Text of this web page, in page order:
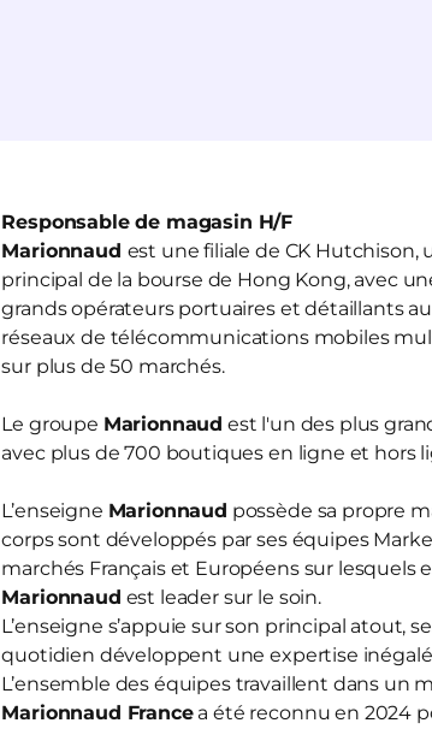
Responsable de magasin H/F
Marionnaud est une filiale de CK
principal de la bourse de Hong Kong, avec
grands opérateurs portuaires et détaillants
réseaux de télécommunications mobiles
sur plus de 50 marchés.
Le groupe Marionnaud est l'un des plus
avec plus de 700 boutiques en ligne et hors
L’enseigne Marionnaud possède sa propre
corps sont développés par ses équipes
marchés Français et Européens sur lesquels
Marionnaud est leader sur le soin.
L’enseigne s’appuie sur son principal atout,
quotidien développent une expertise
L’ensemble des équipes travaillent dans un
Marionnaud Francea été reconnu en 2024